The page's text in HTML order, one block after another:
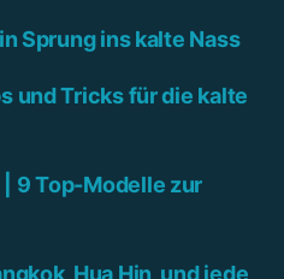
Sprung ins kalte Nass
und Tricks für die kalte
9 Top-Modelle zur